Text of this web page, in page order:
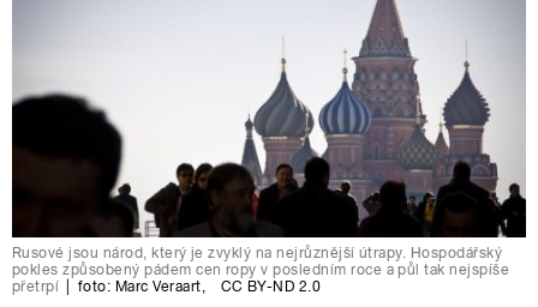
Rusové jsou národ, který je zvyklý na nejrůznější útrapy. Hospodářský
pokles způsobený pádem cen ropy v posledním roce a půl tak nejspíše
přetrpí
foto: Marc Veraart, CC BY-ND 2.0